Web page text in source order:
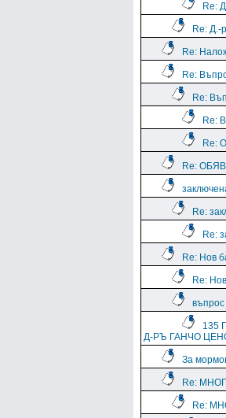
Re:
Re: Д.-
Re:
Re:
Re:
Re:
Re:
Re:
Re:
Re:
Re: Нов
Re:
въпрос
135
Д-РЪ ГАНЧО
За
Re:
Re: